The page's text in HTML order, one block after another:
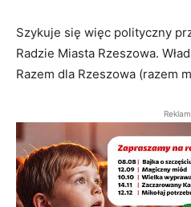
Szykuje się więc polityczny
Radzie Miasta Rzeszowa.
Razem dla Rzeszowa (razem